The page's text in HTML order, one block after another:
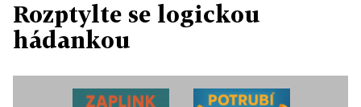
Rozptylte se logickou
hádankou